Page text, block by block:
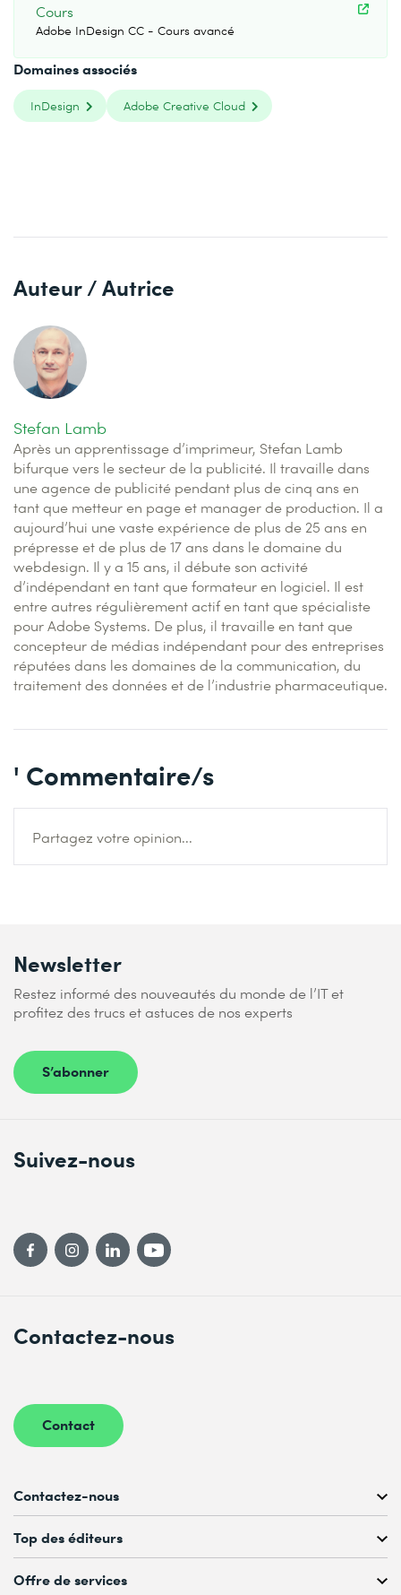
Cours
Adobe InDesign CC - Cours avancé
Domaines associés
InDesign Adobe Creative Cloud
Auteur / Autrice
Stefan Lamb
Après un apprentissage d’imprimeur, Stefan Lamb
bifurque vers le secteur de la publicité. Il travaille dans
une agence de publicité pendant plus de cinq ans en
tant que metteur en page et manager de production. Il a
aujourd’hui une vaste expérience de plus de 25 ans en
prépresse et de plus de 17 ans dans le domaine du
webdesign. Il y a 15 ans, il débute son activité
d’indépendant en tant que formateur en logiciel. Il est
entre autres régulièrement actif en tant que spécialiste
pour Adobe Systems. De plus, il travaille en tant que
concepteur de médias indépendant pour des entreprises
réputées dans les domaines de la communication, du
traitement des données et de l’industrie pharmaceutique.
' Commentaire/s
Partagez votre opinion...
Newsletter
Restez informé des nouveautés du monde de l’IT et
profitez des trucs et astuces de nos experts
S’abonner
Contactez-nous
Contact
Suivez-nous
Contactez-nous
Conseil personnalisé au
022 738 80 80 ou 021 321 65 00
Top des éditeurs
Microsoft
Offre de services